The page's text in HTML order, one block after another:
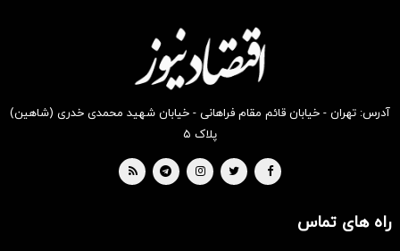
بخر !
بخر !
آدرس: تهران - خیابان قائم مقام فراهانی - خیابان شهید محمدی خدری (شاهین)
پلاک ۵
راه های تماس